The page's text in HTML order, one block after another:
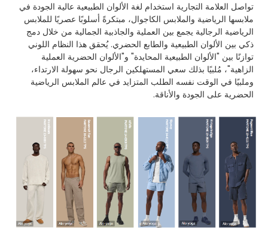
تواصل العلامة التجارية استخدام لغة الألوان الطبيعية عالية الجودة في
ملابسها الرياضية والملابس الكاجوال، مبتكرةً أسلوبًا عصريًا للملابس
الرياضية الرجالية يجمع بين العملية والجاذبية الجمالية من خلال دمج
ذكي بين الألوان الطبيعية والطابع الحضري. يُحقق هذا النظام اللوني
توازنًا بين "الألوان الطبيعية المحايدة" و"الألوان الحضرية العملية
الزاهية"، مُلبيًا بذلك سعي المستهلكين الرجال نحو سهولة الارتداء،
وملبيًا في الوقت نفسه الطلب المتزايد في عالم الملابس الرياضية
الحضرية على الجودة والأناقة.